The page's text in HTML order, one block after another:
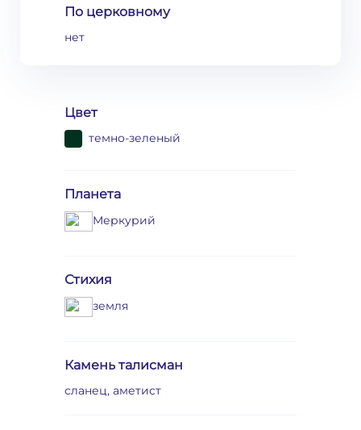
По церковному
нет
Цвет
темно-зеленый
Планета
Меркурий
Стихия
земля
Камень талисман
сланец, аметист